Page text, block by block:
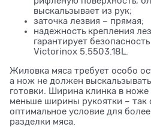
выскальзывает из рук;
заточка лезвия – прямая;
надежность крепления
гарантирует
Victorinox 5.5503.18L.
Жиловка мяса требует особо
а нож не должен
готовки. Ширина клинка в
меньше ширины рукоятки – так
оптимальное условие для
разделки мяса.